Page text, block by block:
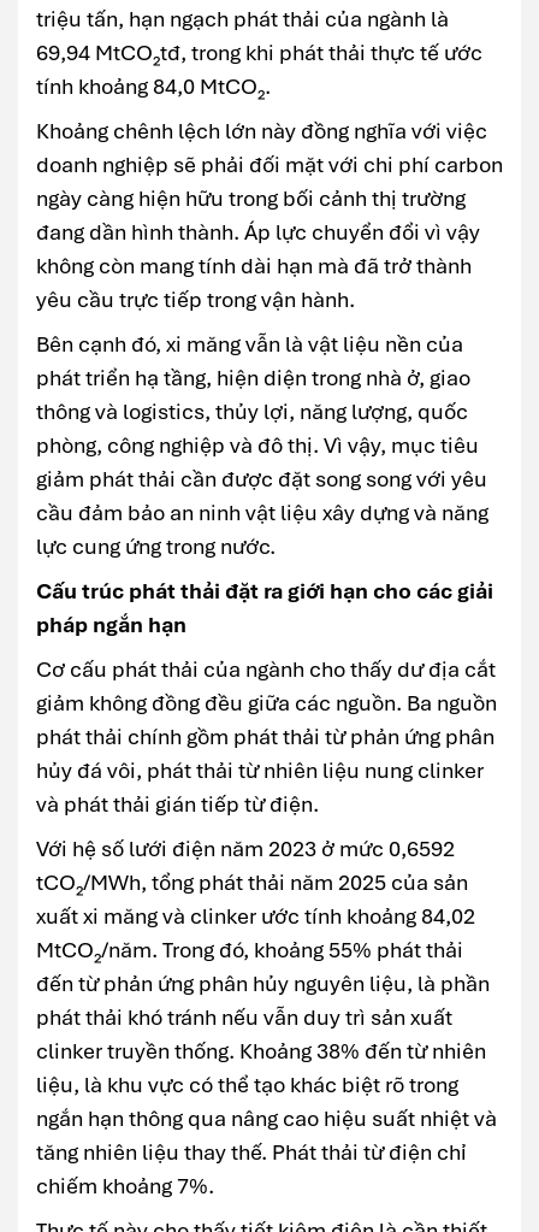
triệu tấn, hạn ngạch phát thải của ngành là
69,94 MtCO₂tđ, trong khi phát thải thực tế ước
tính khoảng 84,0 MtCO₂.
Khoảng chênh lệch lớn này đồng nghĩa với việc
doanh nghiệp sẽ phải đối mặt với chi phí carbon
ngày càng hiện hữu trong bối cảnh thị trường
đang dần hình thành. Áp lực chuyển đổi vì vậy
không còn mang tính dài hạn mà đã trở thành
yêu cầu trực tiếp trong vận hành.
Bên cạnh đó, xi măng vẫn là vật liệu nền của
phát triển hạ tầng, hiện diện trong nhà ở, giao
thông và logistics, thủy lợi, năng lượng, quốc
phòng, công nghiệp và đô thị. Vì vậy, mục tiêu
giảm phát thải cần được đặt song song với yêu
cầu đảm bảo an ninh vật liệu xây dựng và năng
lực cung ứng trong nước.
Cấu trúc phát thải đặt ra giới hạn cho các giải
pháp ngắn hạn
Cơ cấu phát thải của ngành cho thấy dư địa cắt
giảm không đồng đều giữa các nguồn. Ba nguồn
phát thải chính gồm phát thải từ phản ứng phân
hủy đá vôi, phát thải từ nhiên liệu nung clinker
và phát thải gián tiếp từ điện.
Với hệ số lưới điện năm 2023 ở mức 0,6592
tCO₂/MWh, tổng phát thải năm 2025 của sản
xuất xi măng và clinker ước tính khoảng 84,02
MtCO₂/năm. Trong đó, khoảng 55% phát thải
đến từ phản ứng phân hủy nguyên liệu, là phần
phát thải khó tránh nếu vẫn duy trì sản xuất
clinker truyền thống. Khoảng 38% đến từ nhiên
liệu, là khu vực có thể tạo khác biệt rõ trong
ngắn hạn thông qua nâng cao hiệu suất nhiệt và
tăng nhiên liệu thay thế. Phát thải từ điện chỉ
chiếm khoảng 7%.